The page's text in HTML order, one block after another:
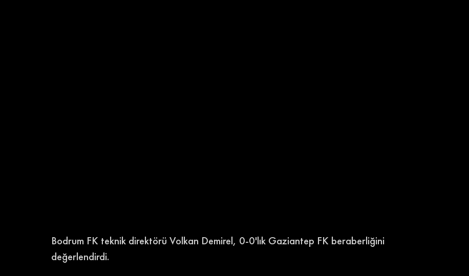
Bodrum FK teknik direktörü Volkan Demirel, 0-0'lık Gaziantep FK beraberliğini
değerlendirdi.